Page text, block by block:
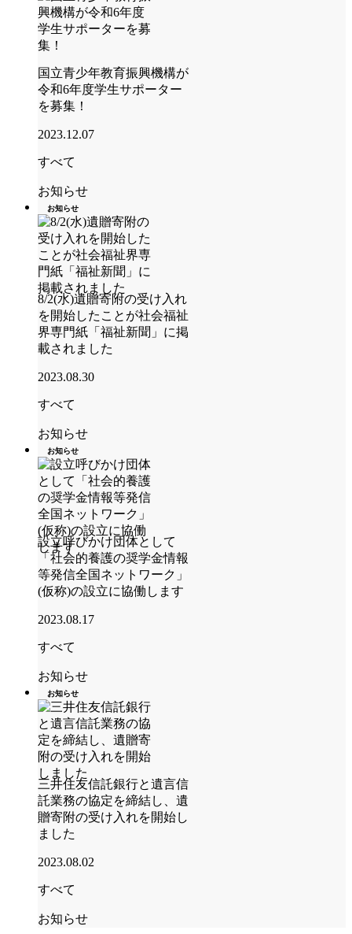
国立青少年教育振興機構が
令和6年度学生サポーター
を募集！
2023.12.07
すべて
お知らせ
お知らせ
8/2(水)遺贈寄附の受け入れ
を開始したことが社会福祉
界専門紙「福祉新聞」に掲
載されました
2023.08.30
すべて
お知らせ
お知らせ
設立呼びかけ団体として
「社会的養護の奨学金情報
等発信全国ネットワーク」
(仮称)の設立に協働します
2023.08.17
すべて
お知らせ
お知らせ
三井住友信託銀行と遺言信
託業務の協定を締結し、遺
贈寄附の受け入れを開始し
ました
2023.08.02
すべて
お知らせ